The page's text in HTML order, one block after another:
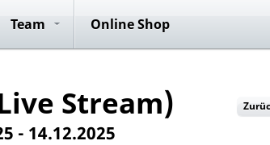
Team Online Shop
Anmeldung
Vorteile
Rides Team Rides
ICG® Master
Stream)
- 14.12.2025